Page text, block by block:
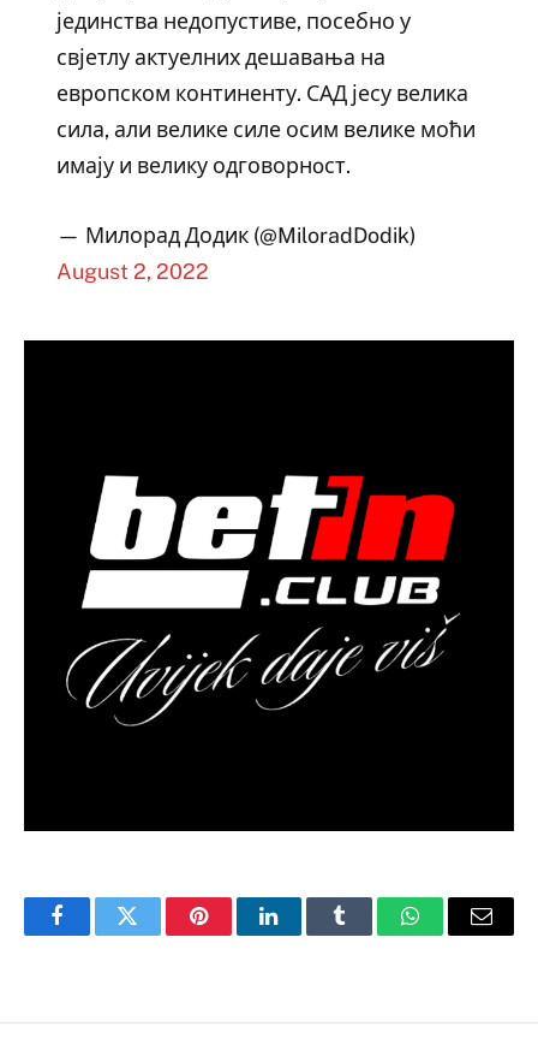
јединства недопустиве, посебно у
свјетлу актуелних дешавања на
европском континенту. САД јесу велика
сила, али велике силе осим велике моћи
имају и велику одговорнoст.
— Милорад Додик (@MiloradDodik)
August 2, 2022
FacebookTwitter PinterestLinkedInTumblr WhatsAppEmail